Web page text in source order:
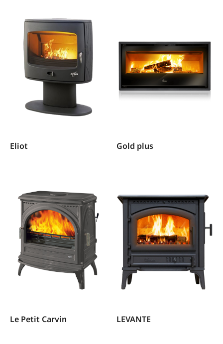
Eliot Gold plus
Le Petit Carvin LEVANTE